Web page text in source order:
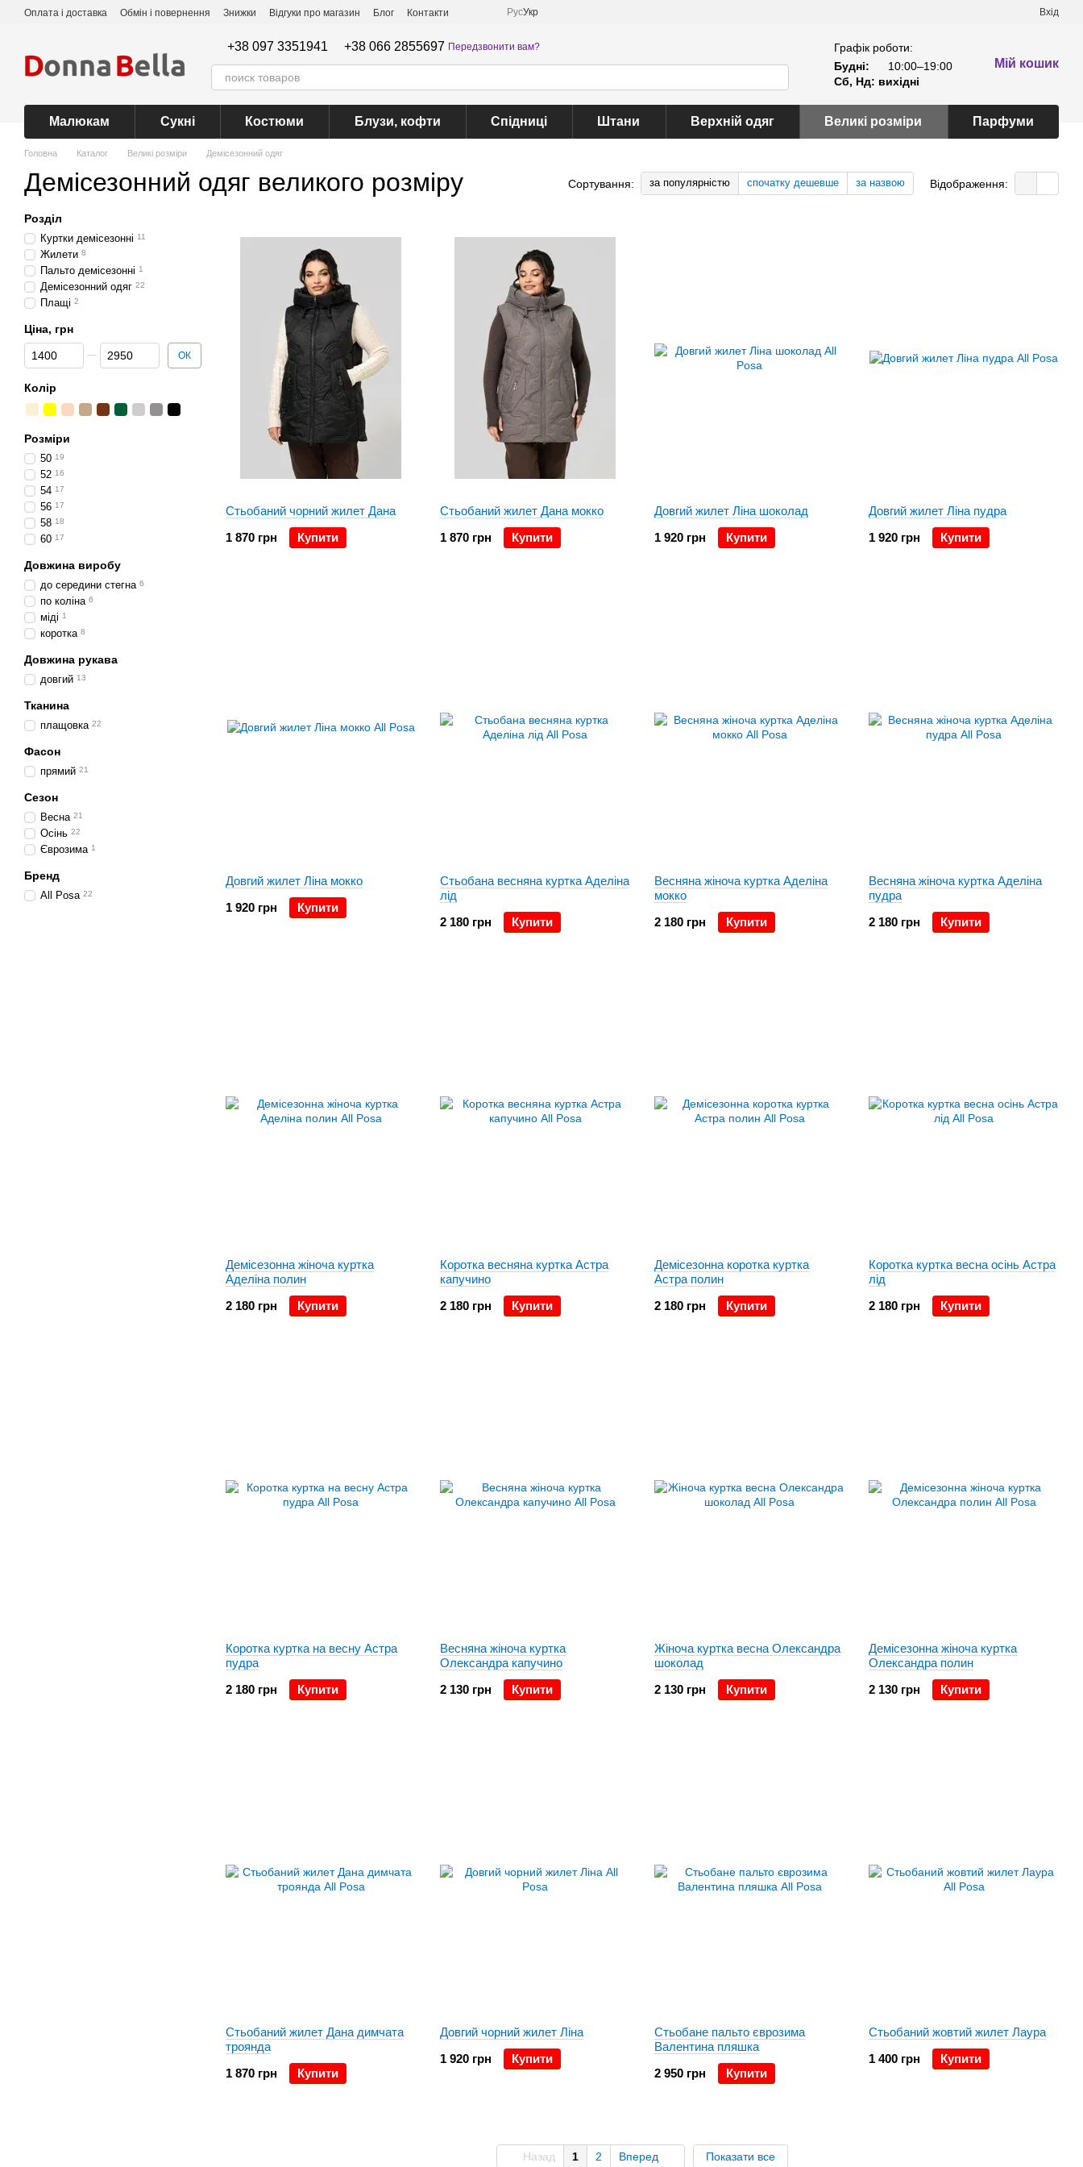
Перейти до основного контенту
Оплата і доставка Обмін і повернення Знижки Відгуки про магазин Блог Контакти РусУкр Вхід
+38 097 3351941 +38 066 2855697 Передзвонити вам?
Графік роботи:
Будні:
10:00–19:00
Сб, Нд: вихідні
Мій кошик
Малюкам Сукні Костюми Блузи, кофти Спідниці Штани Верхній одяг Великі розміри Парфуми
Головна Каталог Великі розміри Демісезонний одяг
Демісезонний одяг великого розміру Сортування: за популярністю спочатку дешевше за назвою Відображення:
Стьобаний чорний жилет Дана
1 870 грн
Купити
Стьобаний жилет Дана мокко
1 870 грн
Купити
Довгий жилет Ліна шоколад
1 920 грн
Купити
Довгий жилет Ліна пудра
1 920 грн
Купити
Довгий жилет Ліна мокко
1 920 грн
Купити
Стьобана весняна куртка Аделіна
лід
2 180 грн
Купити
Весняна жіноча куртка Аделіна
мокко
2 180 грн
Купити
Весняна жіноча куртка Аделіна
пудра
2 180 грн
Купити
Демісезонна жіноча куртка
Аделіна полин
2 180 грн
Купити
Коротка весняна куртка Астра
капучино
2 180 грн
Купити
Демісезонна коротка куртка
Астра полин
2 180 грн
Купити
Коротка куртка весна осінь Астра
лід
2 180 грн
Купити
Коротка куртка на весну Астра
пудра
2 180 грн
Купити
Весняна жіноча куртка
Олександра капучино
2 130 грн
Купити
Жіноча куртка весна Олександра
шоколад
2 130 грн
Купити
Демісезонна жіноча куртка
Олександра полин
2 130 грн
Купити
Стьобаний жилет Дана димчата
троянда
1 870 грн
Купити
Довгий чорний жилет Ліна
1 920 грн
Купити
Стьобане пальто єврозима
Валентина пляшка
2 950 грн
Купити
Стьобаний жовтий жилет Лаура
1 400 грн
Купити
Назад 1 2 Вперед Показати все
Розділ
Куртки демісезонні 11
Жилети 8
Пальто демісезонні 1
Демісезонний одяг 22
Плащі 2
Ціна, грн
Від Ціна, грн
До Ціна, грн ОК
Колір
Розміри
50 19
52 16
54 17
56 17
58 18
60 17
Довжина виробу
до середини стегна 6
по коліна 6
міді 1
коротка 8
Довжина рукава
довгий 13
Тканина
плащовка 22
Фасон
прямий 21
Сезон
Весна 21
Осінь 22
Єврозима 1
Бренд
All Posa 22